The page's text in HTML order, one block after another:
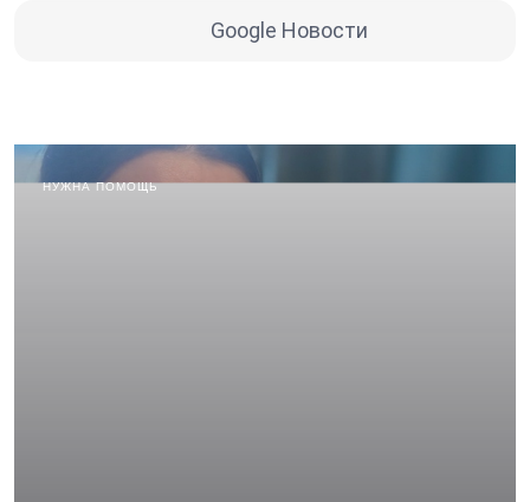
Google Новости
НУЖНА ПОМОЩЬ